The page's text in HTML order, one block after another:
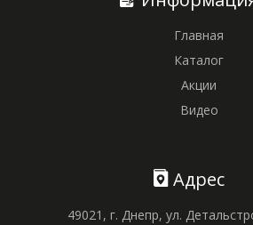
Главная
Каталог
Акции
Видео
Адрес
49021, г. Днепр, ул.